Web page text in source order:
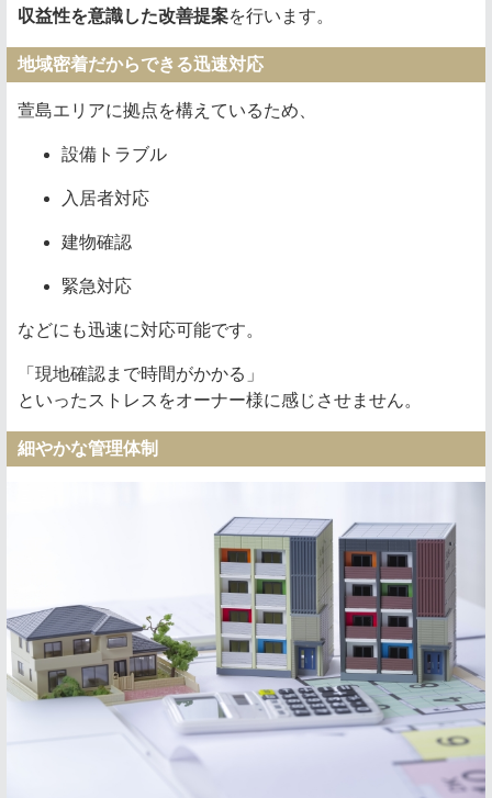
収益性を意識した改善提案を行います。
地域密着だからできる迅速対応
萱島エリアに拠点を構えているため、
設備トラブル
入居者対応
建物確認
緊急対応
などにも迅速に対応可能です。
「現地確認まで時間がかかる」
といったストレスをオーナー様に感じさせません。
細やかな管理体制